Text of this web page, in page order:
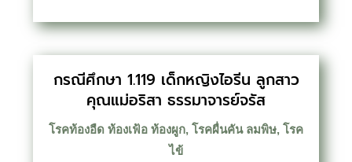
กรณีศึกษา 1.119 เด็กหญิงไอรีน ลูกสาว
คุณแม่อริสา ธรรมาจารย์จรัส
โรคท้องอืด ท้องเฟ้อ ท้องผูก, โรคผื่นคัน ลมพิษ, โรค
ไข้